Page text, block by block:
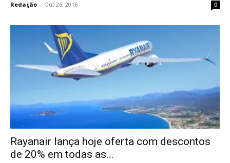
Redação - Out 26, 2016 0
Rayanair lança hoje oferta com descontos
de 20% em todas as...